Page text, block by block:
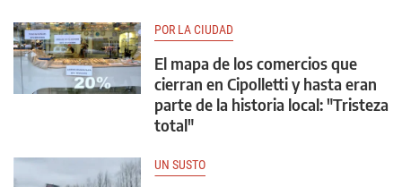
POR LA CIUDAD
El mapa de los comercios que
cierran en Cipolletti y hasta eran
parte de la historia local: "Tristeza
total"
UN SUSTO